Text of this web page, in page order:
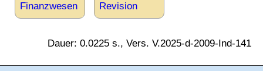
Finanzwesen Revision
Dauer: 0.0225 s., Vers. V.2025-d-2009-Ind-141